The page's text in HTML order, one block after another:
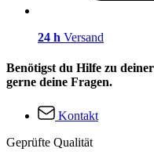
24 h Versand
Benötigst du Hilfe zu
gerne deine Fragen.
Kontakt
Geprüfte Qualität